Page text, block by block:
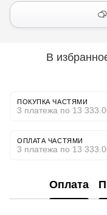
В
ПОКУПКА ЧАСТЯМИ
3 платежа по 13
ОПЛАТА ЧАСТЯМИ
3 платежа по 13
Оплата